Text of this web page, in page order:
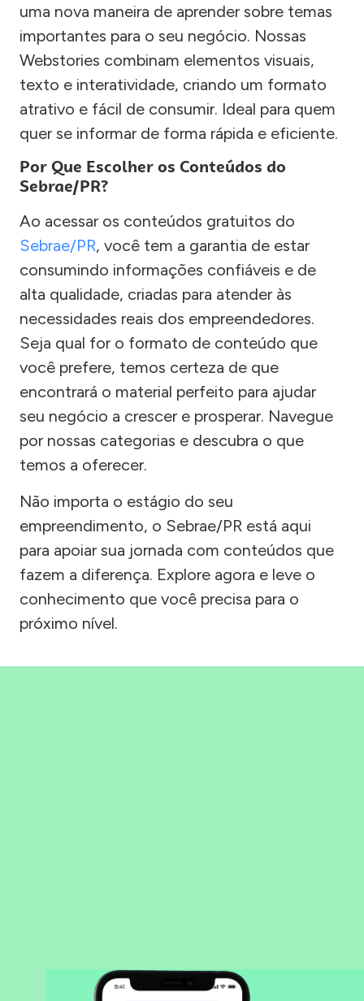
uma nova maneira de aprender sobre temas
importantes para o seu negócio. Nossas
Webstories combinam elementos visuais,
texto e interatividade, criando um formato
atrativo e fácil de consumir. Ideal para quem
quer se informar de forma rápida e eficiente.
Por Que Escolher os Conteúdos do
Sebrae/PR?
Ao acessar os conteúdos gratuitos do
Sebrae/PR, você tem a garantia de estar
consumindo informações confiáveis e de
alta qualidade, criadas para atender às
necessidades reais dos empreendedores.
Seja qual for o formato de conteúdo que
você prefere, temos certeza de que
encontrará o material perfeito para ajudar
seu negócio a crescer e prosperar. Navegue
por nossas categorias e descubra o que
temos a oferecer.
Não importa o estágio do seu
empreendimento, o Sebrae/PR está aqui
para apoiar sua jornada com conteúdos que
fazem a diferença. Explore agora e leve o
conhecimento que você precisa para o
próximo nível.